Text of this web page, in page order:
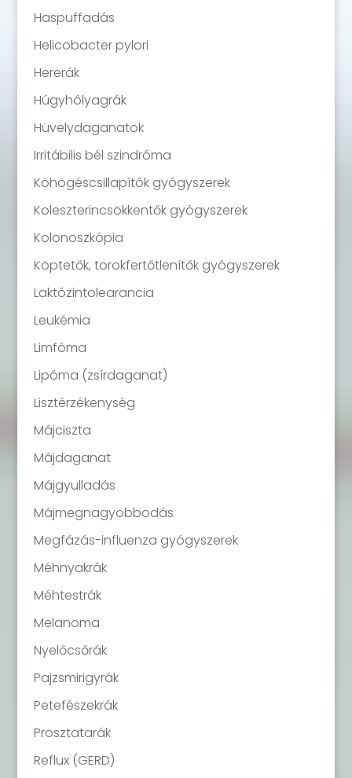
Haspuffadás
Helicobacter pylori
Hererák
Húgyhólyagrák
Hüvelydaganatok
Irritábilis bél szindróma
Köhögéscsillapítók gyógyszerek
Koleszterincsökkentők gyógyszerek
Kolonoszkópia
Köptetők, torokfertőtlenítők gyógyszerek
Laktózintolearancia
Leukémia
Limfóma
Lipóma (zsírdaganat)
Lisztérzékenység
Májciszta
Májdaganat
Májgyulladás
Májmegnagyobbodás
Megfázás-influenza gyógyszerek
Méhnyakrák
Méhtestrák
Melanoma
Nyelőcsőrák
Pajzsmirigyrák
Petefészekrák
Prosztatarák
Reflux (GERD)